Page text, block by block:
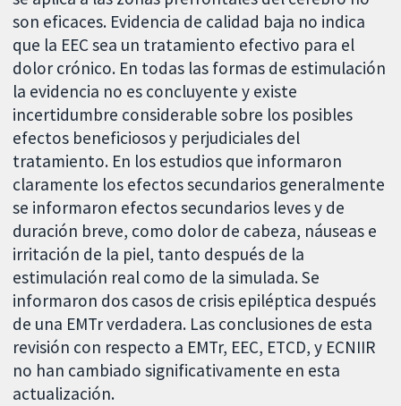
son eficaces. Evidencia de calidad baja no indica
que la EEC sea un tratamiento efectivo para el
dolor crónico. En todas las formas de estimulación
la evidencia no es concluyente y existe
incertidumbre considerable sobre los posibles
efectos beneficiosos y perjudiciales del
tratamiento. En los estudios que informaron
claramente los efectos secundarios generalmente
se informaron efectos secundarios leves y de
duración breve, como dolor de cabeza, náuseas e
irritación de la piel, tanto después de la
estimulación real como de la simulada. Se
informaron dos casos de crisis epiléptica después
de una EMTr verdadera. Las conclusiones de esta
revisión con respecto a EMTr, EEC, ETCD, y ECNIIR
no han cambiado significativamente en esta
actualización.